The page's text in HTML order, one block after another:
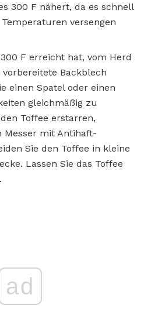
300 F nähert, da es schnell
versengen
F erreicht hat, vom Herd
Backblech
einen Spatel oder einen
gleichmäßig zu
Toffee erstarren,
Messer mit Antihaft-
Sie den Toffee in kleine
Lassen Sie das Toffee
ad